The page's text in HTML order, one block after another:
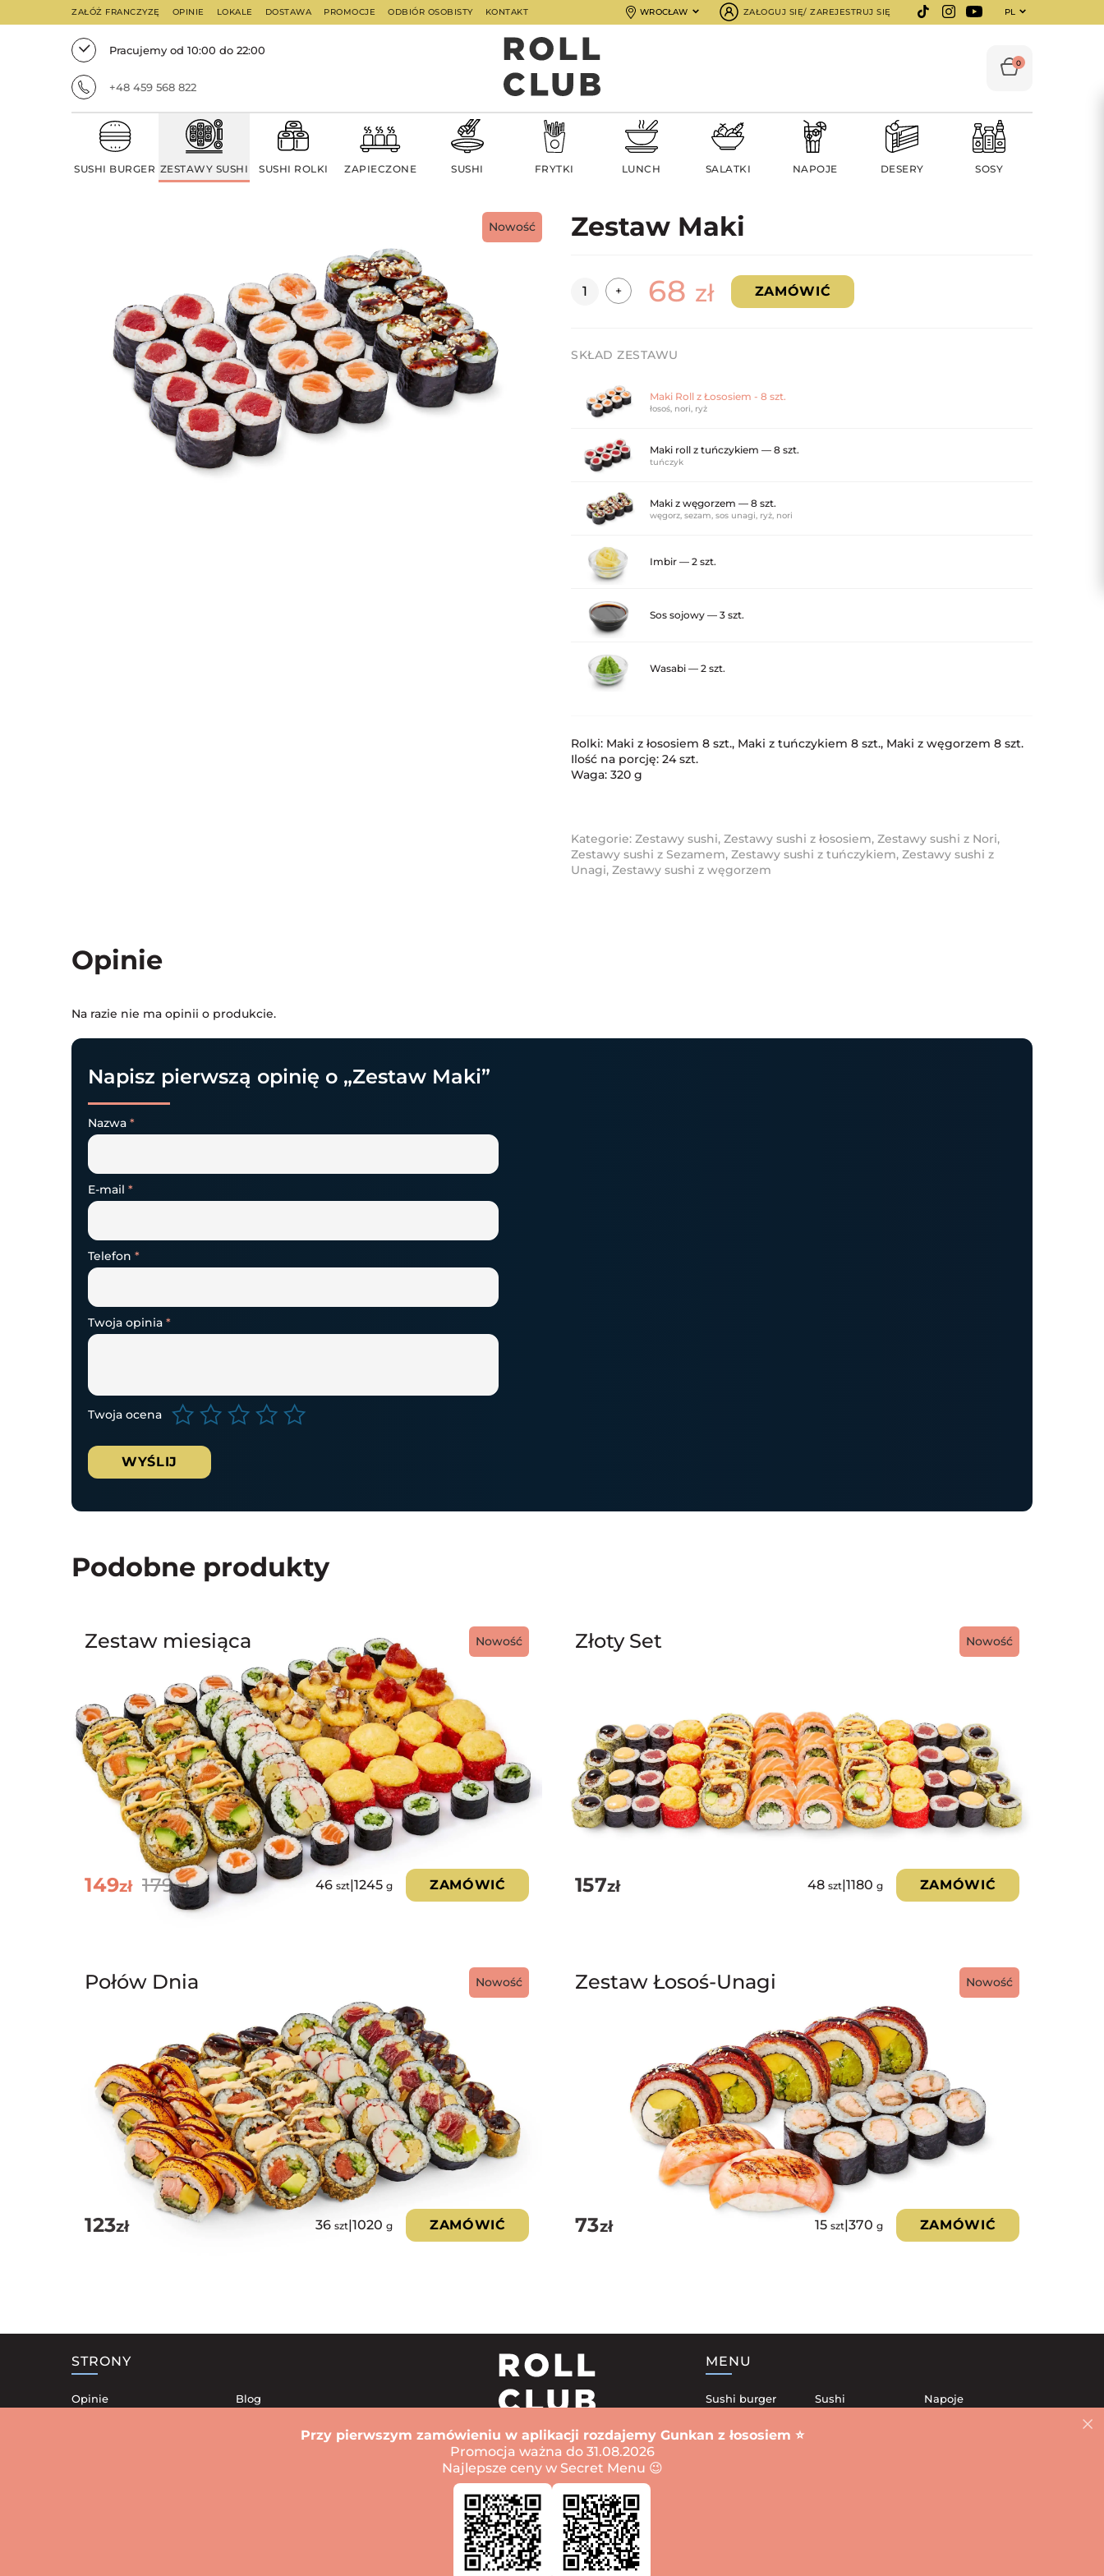
ZAŁÓŻ FRANCZYZĘ OPINIE LOKALE DOSTAWA PROMOCJE ODBIÓR OSOBISTY KONTAKT WROCŁAW ZAŁOGUJ SIĘ/ ZAREJESTRUJ SIĘ PL
Pracujemy od 10:00 do 22:00
+48 459 568 822
0
SUSHI BURGER ZESTAWY SUSHI SUSHI ROLKI ZAPIECZONE SUSHI FRYTKI LUNCH SALATKI NAPOJE DESERY SOSY
Nowość Zestaw Maki
Ilość + 68 zł ZAMÓWIĆ
SKŁAD ZESTAWU
Maki Roll z Łososiem - 8 szt.
łosoś, nori, ryż
Maki roll z tuńczykiem — 8 szt.
tuńczyk
Maki z węgorzem — 8 szt.
węgorz, sezam, sos unagi, ryż, nori
Imbir — 2 szt.
Sos sojowy — 3 szt.
Wasabi — 2 szt.
Rolki: Maki z łososiem 8 szt., Maki z tuńczykiem 8 szt., Maki z węgorzem 8 szt.
Ilość na porcję: 24 szt.
Waga: 320 g
Kategorie:Zestawy sushi,Zestawy sushi z łososiem,Zestawy sushi z Nori,
Zestawy sushi z Sezamem,Zestawy sushi z tuńczykiem,Zestawy sushi z
Unagi,Zestawy sushi z węgorzem
Opinie
Na razie nie ma opinii o produkcie.
Napisz pierwszą opinię o „Zestaw Maki”
Nazwa *
E-mail *
Telefon *
Twoja ocena
Twoja opinia *
Podobne produkty
Nowość
Zestaw miesiąca
179zł
149zł 46szt|1245g ZAMÓWIĆ
Nowość
Złoty Set
157zł 48 szt|1180 g ZAMÓWIĆ
Nowość
Połów Dnia
123zł 36szt|1020g ZAMÓWIĆ
Nowość
Zestaw Łosoś-Unagi
73zł 15 szt|370 g ZAMÓWIĆ
MENU
Sushi burger
Sushi
Napoje
STRONY
Opinie
Blog
Polityka Prywatności
Sushi Fabryczna Sushi Muchobór Wielki Sushi Klecina
Sushi Karłowice Sushi Popowice Sushi Nadodrze
Dniepr Iwano-Frankiwsk Sushi Kijów
Przy pierwszym zamówieniu w aplikacji rozdajemy Gunkan z łososiem ⭐️
Promocja ważna do 31.08.2026
Najlepsze ceny w Secret Menu 😉